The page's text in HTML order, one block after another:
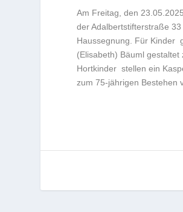
Am Freitag, den
der Adalbertstifterstraße
Haussegnung. Für Kinder
(Elisabeth) Bäuml
Hortkinder stellen ein
zum 75-jährigen Bestehen